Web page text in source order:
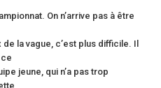
On n’arrive pas à être
la vague, c’est plus difficile. Il
jeune, qui n’a pas trop